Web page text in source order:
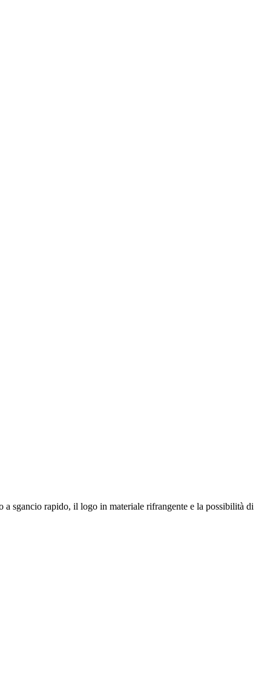
sgancio rapido, il logo in materiale rifrangente e la possibilità di